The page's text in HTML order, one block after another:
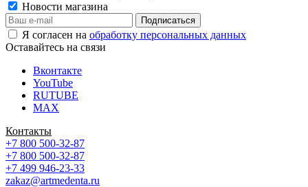
Новости магазина
Я согласен на обработку персональных данных
Оставайтесь на связи
Вконтакте
YouTube
RUTUBE
MAX
Контакты
+7 800 500-32-87
+7 800 500-32-87
+7 499 946-23-33
zakaz@artmedenta.ru